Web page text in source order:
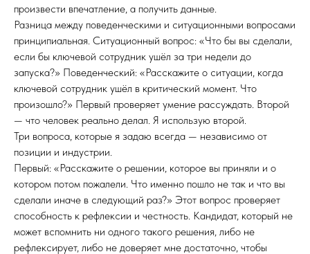
произвести впечатление, а получить данные.
Разница между поведенческими и ситуационными вопросами
принципиальная. Ситуационный вопрос: «Что бы вы сделали,
если бы ключевой сотрудник ушёл за три недели до
запуска?» Поведенческий: «Расскажите о ситуации, когда
ключевой сотрудник ушёл в критический момент. Что
произошло?» Первый проверяет умение рассуждать. Второй
— что человек реально делал. Я использую второй.
Три вопроса, которые я задаю всегда — независимо от
позиции и индустрии.
Первый: «Расскажите о решении, которое вы приняли и о
котором потом пожалели. Что именно пошло не так и что вы
сделали иначе в следующий раз?» Этот вопрос проверяет
способность к рефлексии и честность. Кандидат, который не
может вспомнить ни одного такого решения, либо не
рефлексирует, либо не доверяет мне достаточно, чтобы